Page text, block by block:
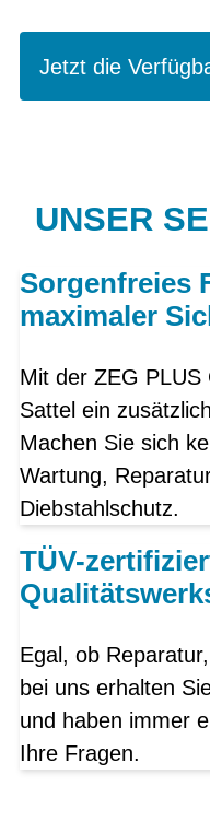
Jetzt die
UNSER
Sorgenfreies
maximaler
Mit der ZEG PLUS
Sattel ein
Machen Sie sich
Wartung,
Diebstahlschutz.
TÜV-
Egal, ob
bei uns erhalten
und haben immer
Ihre Fragen.